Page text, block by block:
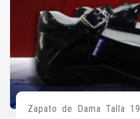
Zapato de Dama Talla 19